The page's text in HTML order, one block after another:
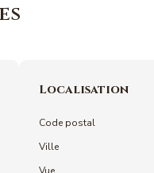
Localisation
Code postal
Ville